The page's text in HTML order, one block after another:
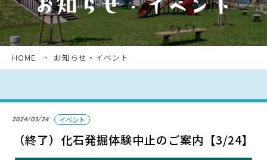
ホーム
お知らせ・イベント
パークのご紹介
HOME お知らせ・イベント
2024/03/24 イベント
（終了）化石発掘体験中止のご案内【3/24】